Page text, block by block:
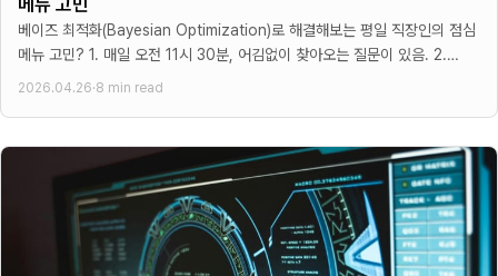
베이즈 최적화(Bayesian Optimization)로 해결해보는 평일 직장인의 점심
메뉴 고민? 1. 매일 오전 11시 30분, 어김없이 찾아오는 질문이 있음. 2.
"오늘 뭐
2026.04.26·8 min read